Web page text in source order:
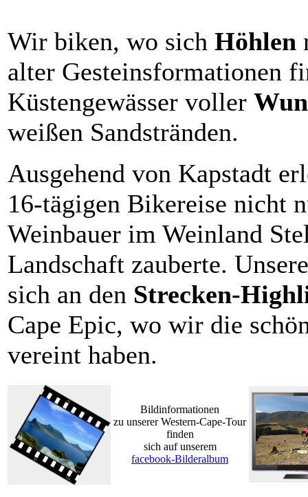
Wir biken, wo sich Höhlen
alter Gesteinsformationen
Küstengewässer voller
weißen Sandstränden.
Ausgehend von Kapstadt
16-tägigen Bikereise nicht
Weinbauer im Weinland
Landschaft zauberte.
sich an den Strecken-
Cape Epic, wo wir die
vereint haben.
Bildinformationen
zu unserer Western-Cape-Tour
finden
sich auf unserem
facebook-Bilderalbum